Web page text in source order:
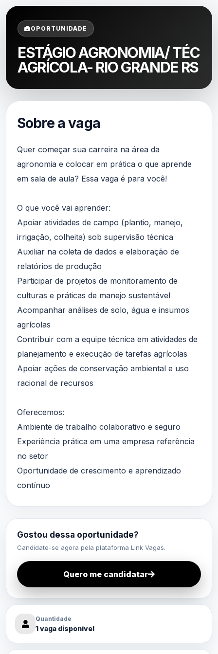
OPORTUNIDADE
ESTÁGIO AGRONOMIA/ TÉC
AGRÍCOLA- RIO GRANDE RS
Gostou dessa oportunidade?
Candidate-se agora pela plataforma Link Vagas.
Quero me candidatar
Quantidade
1 vaga disponível
Sobre a vaga
Quer começar sua carreira na área da
agronomia e colocar em prática o que aprende
em sala de aula? Essa vaga é para você!
O que você vai aprender:
Apoiar atividades de campo (plantio, manejo,
irrigação, colheita) sob supervisão técnica
Auxiliar na coleta de dados e elaboração de
relatórios de produção
Participar de projetos de monitoramento de
culturas e práticas de manejo sustentável
Acompanhar análises de solo, água e insumos
agrícolas
Contribuir com a equipe técnica em atividades de
planejamento e execução de tarefas agrícolas
Apoiar ações de conservação ambiental e uso
racional de recursos
Oferecemos:
Ambiente de trabalho colaborativo e seguro
Experiência prática em uma empresa referência
no setor
Oportunidade de crescimento e aprendizado
contínuo